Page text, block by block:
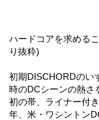
ハードコアを求める
り抜粋)
初期DISCHORDのい
時のDCシーンの熱さ
初の帯、ライナー付
年、米・ワシントン